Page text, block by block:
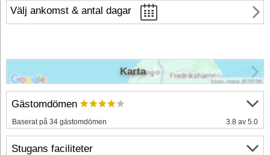
Välj ankomst & antal dagar
Gästomdömen
Baserat på 34 gästomdömen 3.8 av 5.0
Stugans faciliteter
Karta